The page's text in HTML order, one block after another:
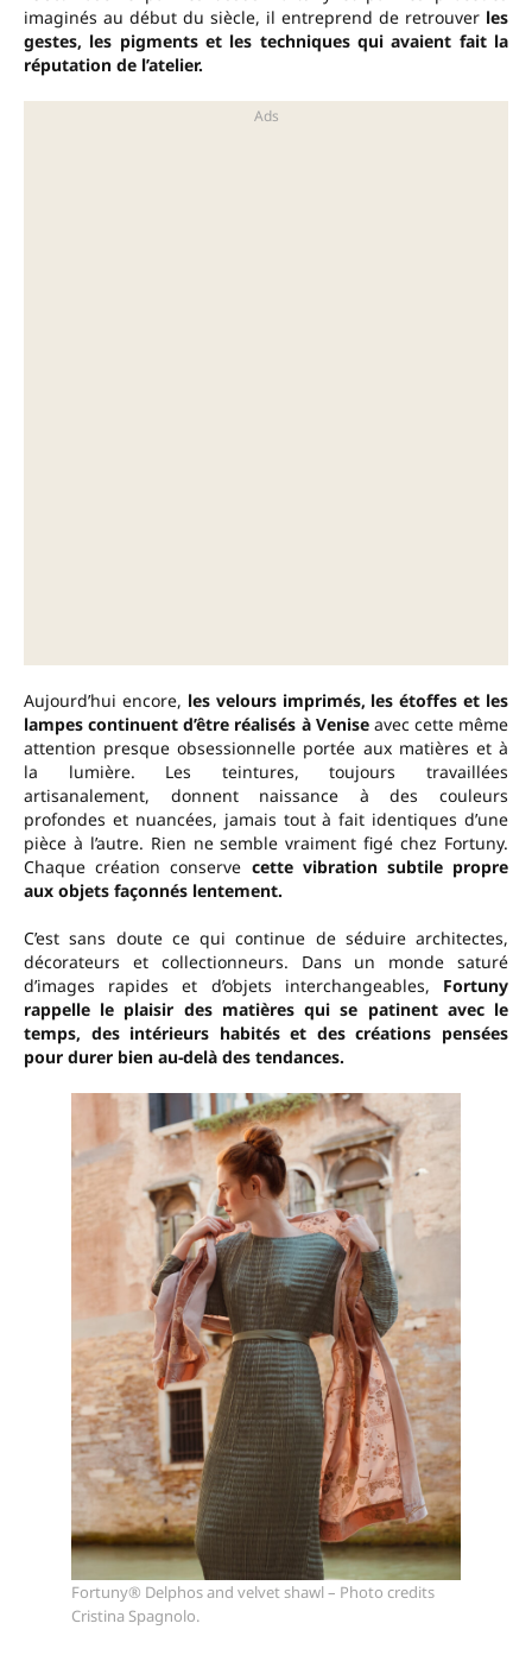
imaginés au début du siècle, il entreprend de retrouver les
gestes, les pigments et les techniques qui avaient fait la
réputation de l’atelier.
Aujourd’hui encore, les velours imprimés, les étoffes et les
lampes continuent d’être réalisés à Venise avec cette même
attention presque obsessionnelle portée aux matières et à
la lumière. Les teintures, toujours travaillées
artisanalement, donnent naissance à des couleurs
profondes et nuancées, jamais tout à fait identiques d’une
pièce à l’autre. Rien ne semble vraiment figé chez Fortuny.
Chaque création conserve cette vibration subtile propre
aux objets façonnés lentement.
C’est sans doute ce qui continue de séduire architectes,
décorateurs et collectionneurs. Dans un monde saturé
d’images rapides et d’objets interchangeables, Fortuny
rappelle le plaisir des matières qui se patinent avec le
temps, des intérieurs habités et des créations pensées
pour durer bien au-delà des tendances.
Fortuny® Delphos and velvet shawl – Photo credits
Cristina Spagnolo.